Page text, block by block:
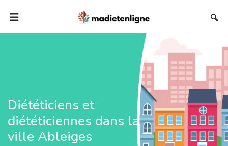
🔍
Diététiciens et
diététiciennes dans la
ville Ableiges